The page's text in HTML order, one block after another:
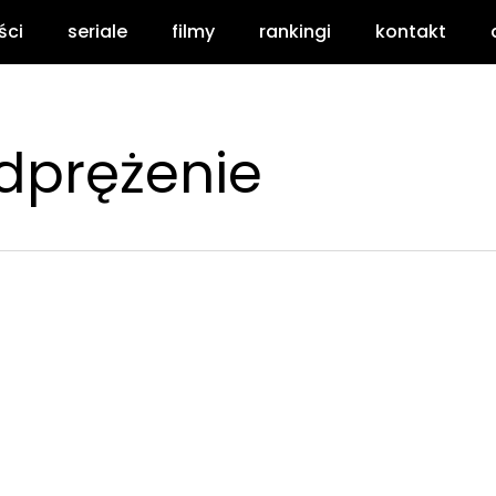
seriale filmy rankingi kontakt